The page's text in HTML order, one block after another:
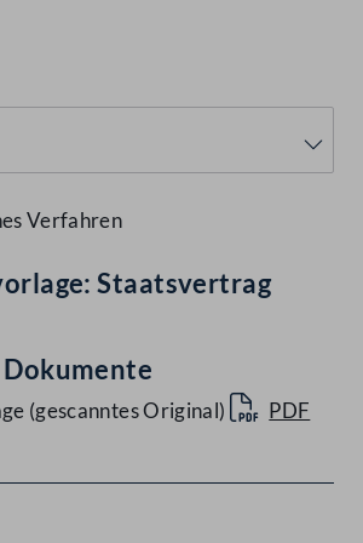
Verfahren
Staatsvertrag
(gescanntes Original) PDF